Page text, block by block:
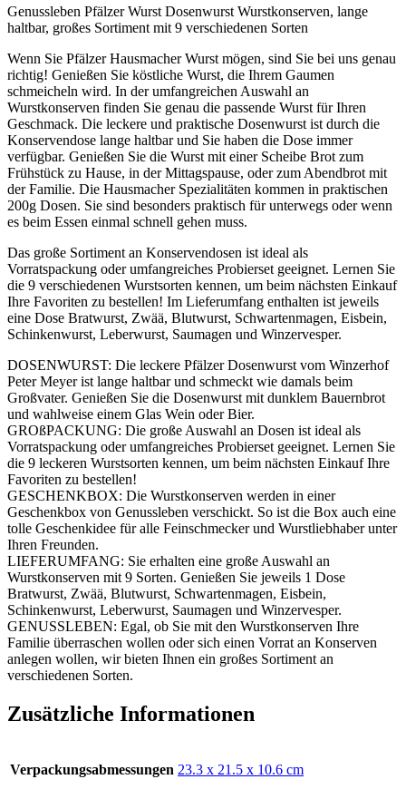
Genussleben Pfälzer Wurst Dosenwurst Wurstkonserven, lange
haltbar, großes Sortiment mit 9 verschiedenen Sorten
Wenn Sie Pfälzer Hausmacher Wurst mögen, sind Sie bei uns genau
richtig! Genießen Sie köstliche Wurst, die Ihrem Gaumen
schmeicheln wird. In der umfangreichen Auswahl an
Wurstkonserven finden Sie genau die passende Wurst für Ihren
Geschmack. Die leckere und praktische Dosenwurst ist durch die
Konservendose lange haltbar und Sie haben die Dose immer
verfügbar. Genießen Sie die Wurst mit einer Scheibe Brot zum
Frühstück zu Hause, in der Mittagspause, oder zum Abendbrot mit
der Familie. Die Hausmacher Spezialitäten kommen in praktischen
200g Dosen. Sie sind besonders praktisch für unterwegs oder wenn
es beim Essen einmal schnell gehen muss.
Das große Sortiment an Konservendosen ist ideal als
Vorratspackung oder umfangreiches Probierset geeignet. Lernen Sie
die 9 verschiedenen Wurstsorten kennen, um beim nächsten Einkauf
Ihre Favoriten zu bestellen! Im Lieferumfang enthalten ist jeweils
eine Dose Bratwurst, Zwää, Blutwurst, Schwartenmagen, Eisbein,
Schinkenwurst, Leberwurst, Saumagen und Winzervesper.
DOSENWURST: Die leckere Pfälzer Dosenwurst vom Winzerhof
Peter Meyer ist lange haltbar und schmeckt wie damals beim
Großvater. Genießen Sie die Dosenwurst mit dunklem Bauernbrot
und wahlweise einem Glas Wein oder Bier.
GROßPACKUNG: Die große Auswahl an Dosen ist ideal als
Vorratspackung oder umfangreiches Probierset geeignet. Lernen Sie
die 9 leckeren Wurstsorten kennen, um beim nächsten Einkauf Ihre
Favoriten zu bestellen!
GESCHENKBOX: Die Wurstkonserven werden in einer
Geschenkbox von Genussleben verschickt. So ist die Box auch eine
tolle Geschenkidee für alle Feinschmecker und Wurstliebhaber unter
Ihren Freunden.
LIEFERUMFANG: Sie erhalten eine große Auswahl an
Wurstkonserven mit 9 Sorten. Genießen Sie jeweils 1 Dose
Bratwurst, Zwää, Blutwurst, Schwartenmagen, Eisbein,
Schinkenwurst, Leberwurst, Saumagen und Winzervesper.
GENUSSLEBEN: Egal, ob Sie mit den Wurstkonserven Ihre
Familie überraschen wollen oder sich einen Vorrat an Konserven
anlegen wollen, wir bieten Ihnen ein großes Sortiment an
verschiedenen Sorten.
Zusätzliche Informationen
Verpackungsabmessungen ‎23.3 x 21.5 x 10.6 cm